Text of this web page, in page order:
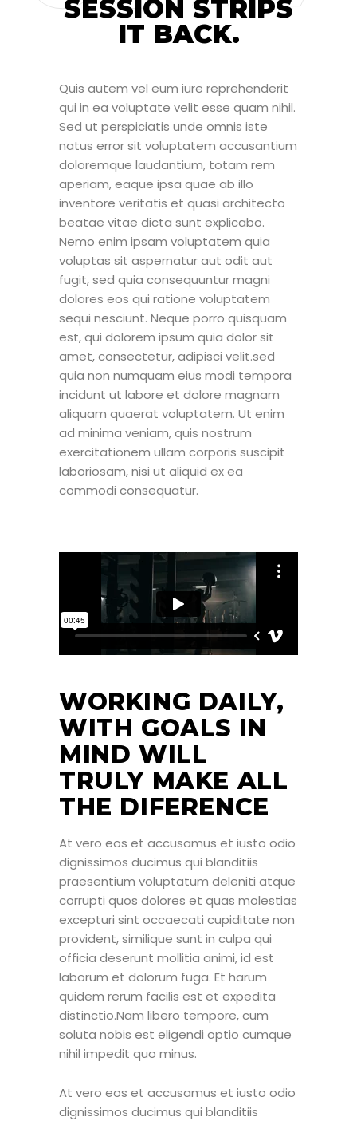
SESSION STRIPS
IT BACK.
Quis autem vel eum iure reprehenderit
qui in ea voluptate velit esse quam nihil.
Sed ut perspiciatis unde omnis iste
natus error sit voluptatem accusantium
doloremque laudantium, totam rem
aperiam, eaque ipsa quae ab illo
inventore veritatis et quasi architecto
beatae vitae dicta sunt explicabo.
Nemo enim ipsam voluptatem quia
voluptas sit aspernatur aut odit aut
fugit, sed quia consequuntur magni
dolores eos qui ratione voluptatem
sequi nesciunt. Neque porro quisquam
est, qui dolorem ipsum quia dolor sit
amet, consectetur, adipisci velit.sed
quia non numquam eius modi tempora
incidunt ut labore et dolore magnam
aliquam quaerat voluptatem. Ut enim
ad minima veniam, quis nostrum
exercitationem ullam corporis suscipit
laboriosam, nisi ut aliquid ex ea
commodi consequatur.
WORKING DAILY,
WITH GOALS IN
MIND WILL
TRULY MAKE ALL
THE DIFERENCE
At vero eos et accusamus et iusto odio
dignissimos ducimus qui blanditiis
praesentium voluptatum deleniti atque
corrupti quos dolores et quas molestias
excepturi sint occaecati cupiditate non
provident, similique sunt in culpa qui
officia deserunt mollitia animi, id est
laborum et dolorum fuga. Et harum
quidem rerum facilis est et expedita
distinctio.Nam libero tempore, cum
soluta nobis est eligendi optio cumque
nihil impedit quo minus.
At vero eos et accusamus et iusto odio
dignissimos ducimus qui blanditiis